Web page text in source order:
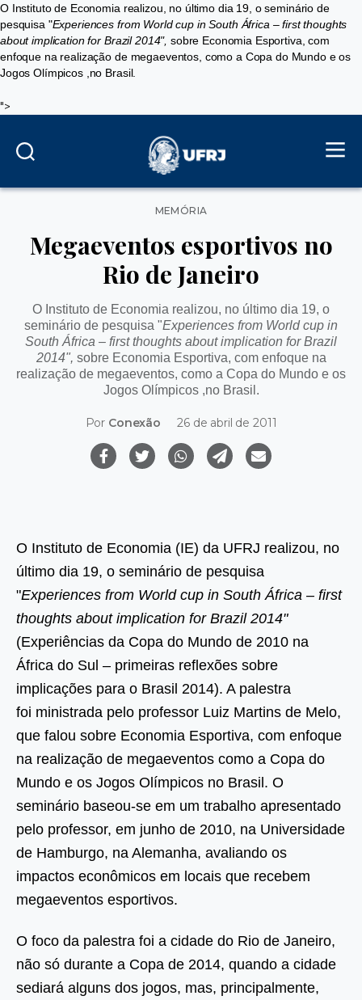
O Instituto de Economia realizou, no último dia 19, o seminário de
pesquisa "Experiences from World cup in South África – first thoughts
about implication for Brazil 2014", sobre Economia Esportiva, com
enfoque na realização de megaeventos, como a Copa do Mundo e os
Jogos Olímpicos ,no Brasil.
">
Categorias
MEMÓRIA
Megaeventos esportivos no
Rio de Janeiro
O Instituto de Economia realizou, no último dia 19, o
seminário de pesquisa "Experiences from World cup in
South África – first thoughts about implication for Brazil
2014", sobre Economia Esportiva, com enfoque na
realização de megaeventos, como a Copa do Mundo e os
Jogos Olímpicos ,no Brasil.
Por Conexão 26 de abril de 2011
O Instituto de Economia (IE) da UFRJ realizou, no
último dia 19, o seminário de pesquisa
"Experiences from World cup in South África – first
thoughts about implication for Brazil 2014"
(Experiências da Copa do Mundo de 2010 na
África do Sul – primeiras reflexões sobre
implicações para o Brasil 2014). A palestra
foi ministrada pelo professor Luiz Martins de Melo,
que falou sobre Economia Esportiva, com enfoque
na realização de megaeventos como a Copa do
Mundo e os Jogos Olímpicos no Brasil. O
seminário baseou-se em um trabalho apresentado
pelo professor, em junho de 2010, na Universidade
de Hamburgo, na Alemanha, avaliando os
impactos econômicos em locais que recebem
megaeventos esportivos.
O foco da palestra foi a cidade do Rio de Janeiro,
não só durante a Copa de 2014, quando a cidade
sediará alguns dos jogos, mas, principalmente,